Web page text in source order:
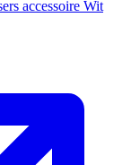
accessoire Wit